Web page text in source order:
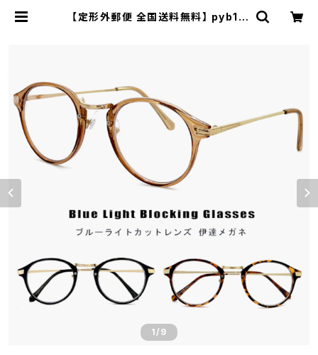
【定形外郵便 全国送料無料】 pyb10
1/9